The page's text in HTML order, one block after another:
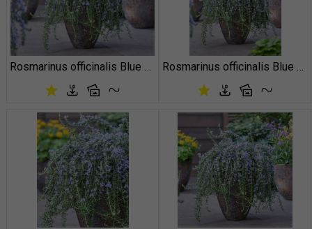
Rosmarinus officinalis Blue Cascade Rosmarinus officinalis Blue Cascade